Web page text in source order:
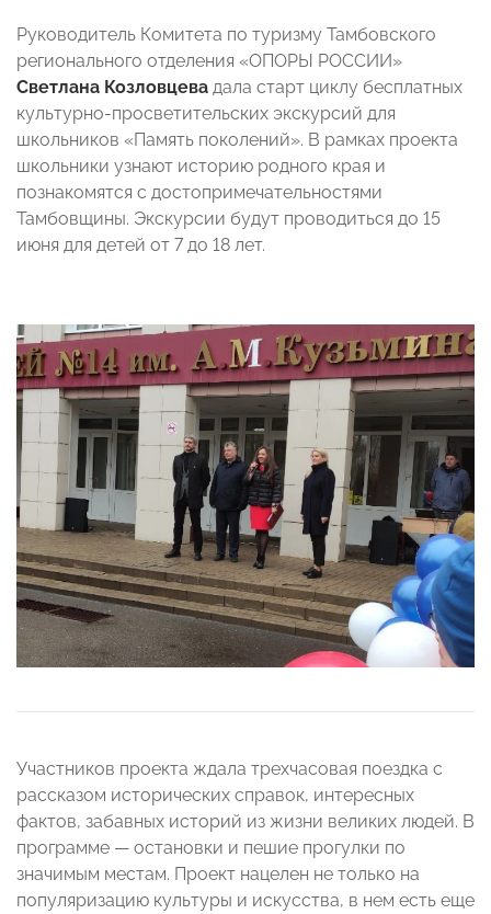
Руководитель Комитета по туризму Тамбовского
регионального отделения «ОПОРЫ РОССИИ»
Светлана Козловцева дала старт циклу бесплатных
культурно-просветительских экскурсий для
школьников «Память поколений». В рамках проекта
школьники узнают историю родного края и
познакомятся с достопримечательностями
Тамбовщины. Экскурсии будут проводиться до 15
июня для детей от 7 до 18 лет.
Участников проекта ждала трехчасовая поездка с
рассказом исторических справок, интересных
фактов, забавных историй из жизни великих людей. В
программе — остановки и пешие прогулки по
значимым местам. Проект нацелен не только на
популяризацию культуры и искусства, в нем есть еще